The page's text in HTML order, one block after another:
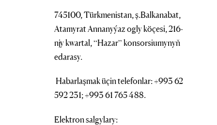
745100, Türkmenistan, ş.Balkanabat,
Atamyrat Annanyýaz ogly köçesi, 216-
njy kwartal, “Hazar” konsorsiumynyň
edarasy.
Habarlaşmak üçin telefonlar: +993 62
592 231; +993 61 765 488.
Elektron salgylary: